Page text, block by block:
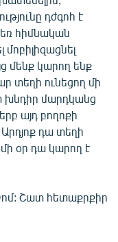
դժգոհ է
հիմնական
մոբիլիզացնել
մենք կարող ենք
տեղի ունեցող մի
խնդիր մարդկանց
այդ բողոքի
դա տեղի
մի օր դա կարող է
Թոմ: Շատ հետաքրքիր